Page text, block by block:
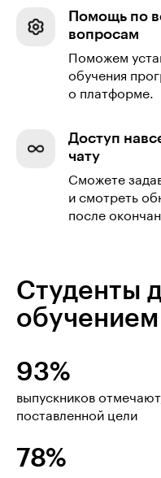
Помощь по
вопросам
Поможем
обучения
о платформе.
Доступ
чату
Сможете
и смотреть
после
Студенты
обучением
93%
выпускников
поставленной цели
78%